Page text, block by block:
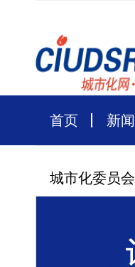
首页 新闻
城市化委员会